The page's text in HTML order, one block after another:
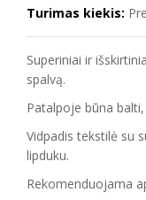
Turimas kiekis:
Superiniai ir
spalvą.
Patalpoje būna
Vidpadis tekstilė su
lipduku.
Rekomenduojama